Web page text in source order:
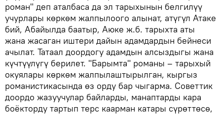
роман" деп аталбаса да эл тарыхынын белгилүү
учурлары көркөм жалпылоого алынат, атүгүл Атаке
бий, Абайылда баатыр, Аюке ж.б. тарыхта аты
жана жасаган иштери дайын адамдардын бейнеси
ачылат. Татаал доордогу адамдын алсыздыгы жана
күчтүүлүгү берилет. "Барымта" романы – тарыхый
окуялары көркөм жалпылаштырылган, кыргыз
романистикасында өз орду бар чыгарма. Советтик
доордо жазуучулар байларды, манаптарды кара
боёкторду тартып терс каарман катары сүрөттөсө,